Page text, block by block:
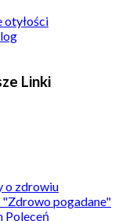
otyłości
Linki
o zdrowiu
"Zdrowo pogadane"
Poleceń